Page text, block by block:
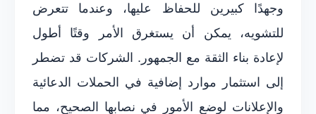
وجهدًا كبيرين للحفاظ عليها، وعندما تتعرض
للتشويه، يمكن أن يستغرق الأمر وقتًا أطول
لإعادة بناء الثقة مع الجمهور. الشركات قد تضطر
إلى استثمار موارد إضافية في الحملات الدعائية
والإعلانات لوضع الأمور في نصابها الصحيح، مما